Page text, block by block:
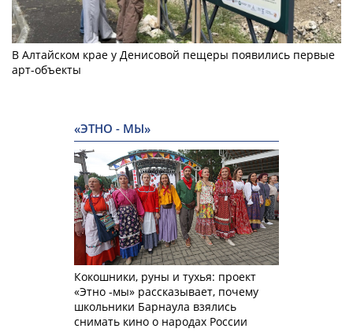
В Алтайском крае у Денисовой пещеры появились первые
арт-объекты
«ЭТНО - МЫ»
Кокошники, руны и тухья: проект
«Этно -мы» рассказывает, почему
школьники Барнаула взялись
снимать кино о народах России